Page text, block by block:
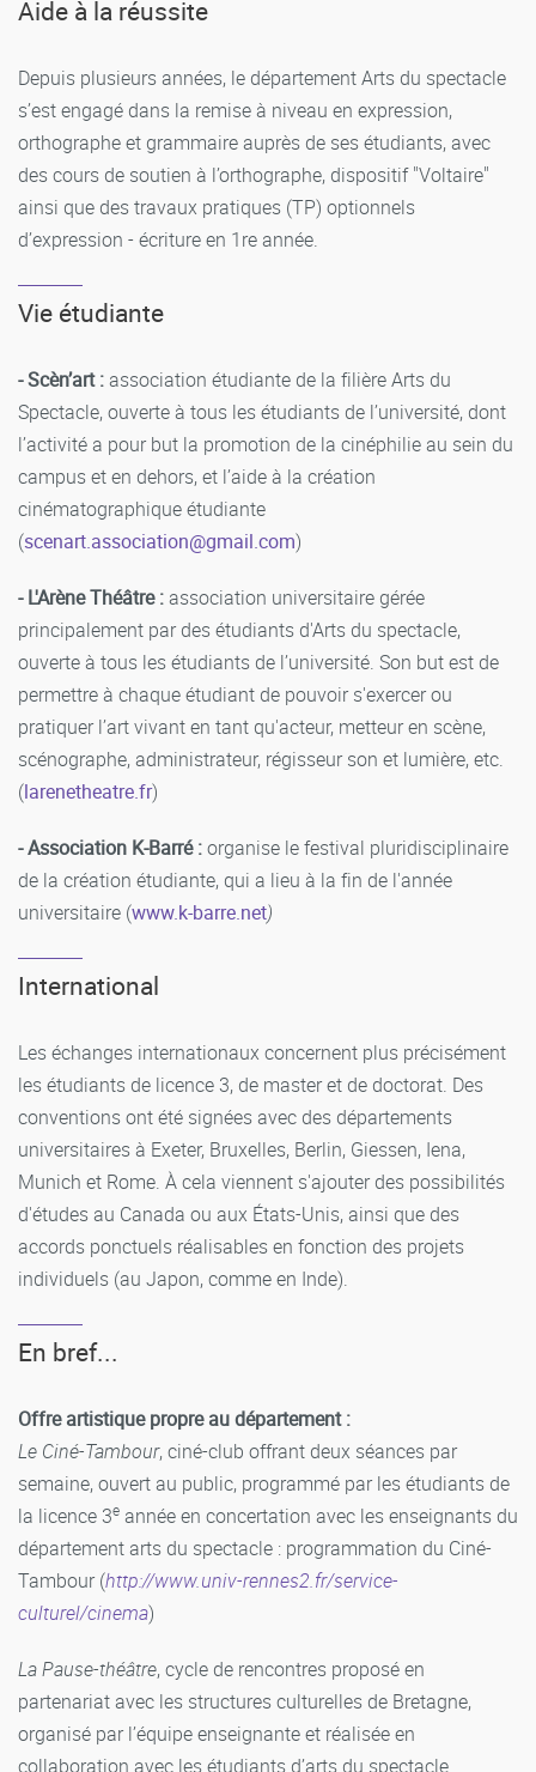
Aide à la réussite
Depuis plusieurs années, le département Arts du spectacle
s’est engagé dans la remise à niveau en expression,
orthographe et grammaire auprès de ses étudiants, avec
des cours de soutien à l’orthographe, dispositif "Voltaire"
ainsi que des travaux pratiques (TP) optionnels
d’expression - écriture en 1re année.
Vie étudiante
- Scèn’art :association étudiante de la filière Arts du
Spectacle, ouverte à tous les étudiants de l’université, dont
l’activité a pour but la promotion de la cinéphilie au sein du
campus et en dehors, et l’aide à la création
cinématographique étudiante
(scenart.association@gmail.com)
- L'Arène Théâtre :association universitaire gérée
principalement par des étudiants d'Arts du spectacle,
ouverte à tous les étudiants de l’université. Son but est de
permettre à chaque étudiant de pouvoir s'exercer ou
pratiquer l’art vivant en tant qu'acteur, metteur en scène,
scénographe, administrateur, régisseur son et lumière, etc.
(larenetheatre.fr)
- Association K-Barré :organise le festival pluridisciplinaire
de la création étudiante, qui a lieu à la fin de l'année
universitaire (www.k-barre.net)
International
Les échanges internationaux concernent plus précisément
les étudiants de licence 3, de master et de doctorat. Des
conventions ont été signées avec des départements
universitaires à Exeter, Bruxelles, Berlin, Giessen, Iena,
Munich et Rome. À cela viennent s'ajouter des possibilités
d'études au Canada ou aux États-Unis, ainsi que des
accords ponctuels réalisables en fonction des projets
individuels (au Japon, comme en Inde).
En bref...
Offre artistique propre au département :
Le Ciné-Tambour, ciné-club offrant deux séances par
semaine, ouvert au public, programmé par les étudiants de
la licence 3e année en concertation avec les enseignants du
département arts du spectacle : programmation du Ciné-
Tambour (http://www.univ-rennes2.fr/service-
culturel/cinema)
La Pause-théâtre, cycle de rencontres proposé en
partenariat avec les structures culturelles de Bretagne,
organisé par l’équipe enseignante et réalisée en
collaboration avec les étudiants d’arts du spectacle